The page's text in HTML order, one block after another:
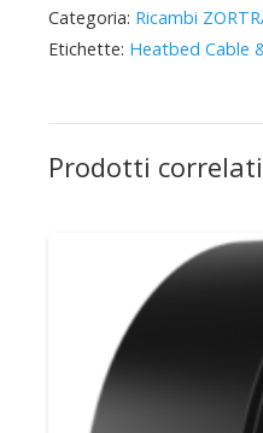
Categoria: Ricambi
Etichette: Heatbed Cable
Prodotti correlati